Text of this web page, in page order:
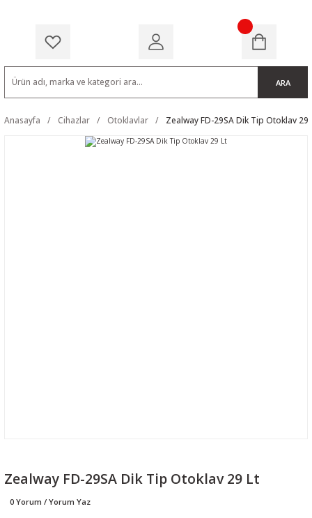
ARA
Anasayfa Cihazlar Otoklavlar Zealway FD-29SA Dik Tip Otoklav 29
Zealway FD-29SA Dik Tip Otoklav 29 Lt
0 Yorum / Yorum Yaz